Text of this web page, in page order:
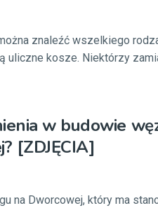
znaleźć wszelkiego
uliczne kosze. Niektórzy
w budowie
[ZDJĘCIA]
na Dworcowej, który ma